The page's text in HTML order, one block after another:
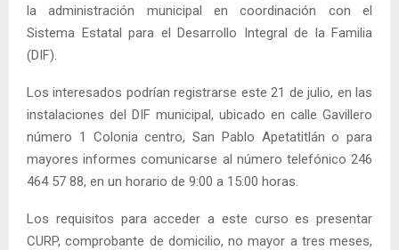
la administración municipal en coordinación con el
Sistema Estatal para el Desarrollo Integral de la Familia
(DIF).
Los interesados podrían registrarse este 21 de julio, en las
instalaciones del DIF municipal, ubicado en calle Gavillero
número 1 Colonia centro, San Pablo Apetatitlán o para
mayores informes comunicarse al número telefónico 246
464 57 88, en un horario de 9:00 a 15:00 horas.
Los requisitos para acceder a este curso es presentar
CURP, comprobante de domicilio, no mayor a tres meses,